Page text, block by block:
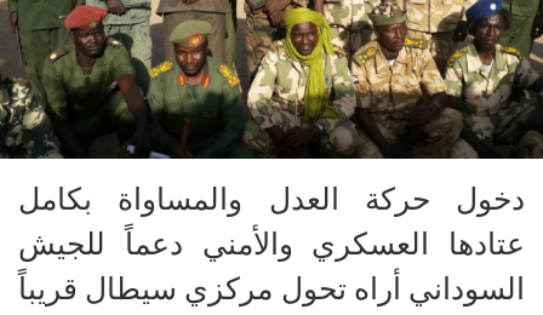
دخول حركة العدل والمساواة بكامل
عتادها العسكري والأمني دعماً للجيش
السوداني أراه تحول مركزي سيطال قريباً